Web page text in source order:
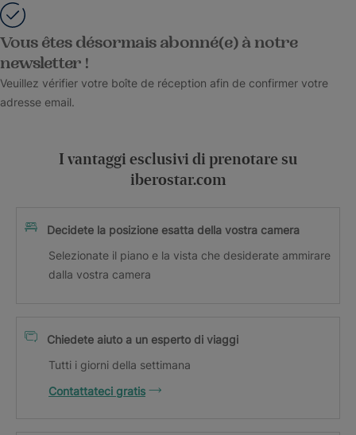
Vous êtes désormais abonné(e) à notre
newsletter !
Veuillez vérifier votre boîte de réception afin de confirmer votre
adresse email.
I vantaggi esclusivi di prenotare su
iberostar.com
Decidete la posizione esatta della vostra camera
Selezionate il piano e la vista che desiderate ammirare
dalla vostra camera
Chiedete aiuto a un esperto di viaggi
Tutti i giorni della settimana
Contattateci gratis